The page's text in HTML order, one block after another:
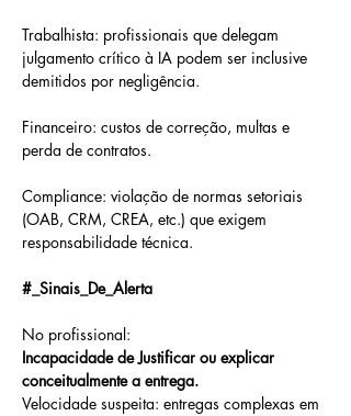
Trabalhista: profissionais que delegam
julgamento crítico à IA podem ser inclusive
demitidos por negligência.
Financeiro: custos de correção, multas e
perda de contratos.
Compliance: violação de normas setoriais
(OAB, CRM, CREA, etc.) que exigem
responsabilidade técnica.
#_Sinais_De_Alerta
No profissional:
Incapacidade de Justificar ou explicar
conceitualmente a entrega.
Velocidade suspeita: entregas complexas em